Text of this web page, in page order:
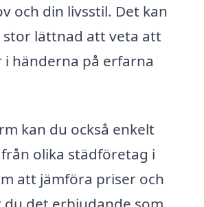
och din livsstil. Det kan
stor lättnad att veta att
händerna på erfarna
kan du också enkelt
olika städföretag i
att jämföra priser och